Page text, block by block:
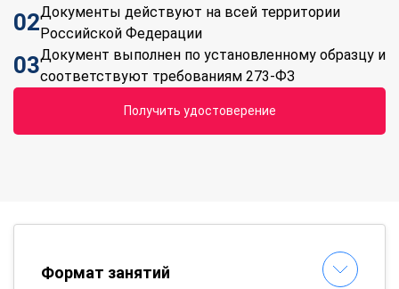
02Документы действуют на всей территории
Российской Федерации
03Документ выполнен по установленному образцу и
соответствуют требованиям 273-ФЗ
Получить удостоверение
Формат занятий